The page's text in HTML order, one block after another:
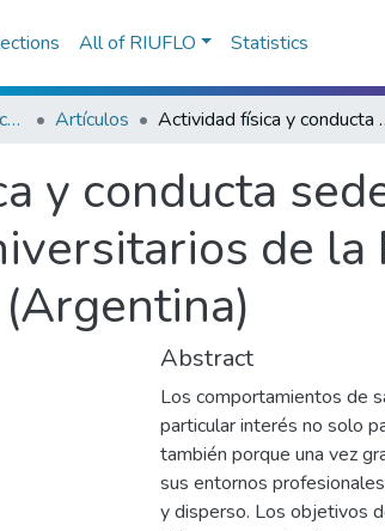
All of RIUFLO Statistics
Facultad de Actividad Física y Deporte Artículos Actividad física y conducta sedentaria
y conducta
de
Abstract
Los comportamientos de
particular interés no solo
también porque una vez
sus entornos
y disperso. Los objetivos